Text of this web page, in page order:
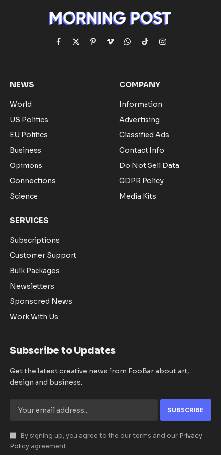
Facebook
X
(Twitter)
Pinterest
VimeoWhatsApp
TikTokInstagram
NEWS
World
US Politics
EU Politics
Business
Opinions
Connections
Science
COMPANY
Information
Advertising
Classified Ads
Contact Info
Do Not Sell Data
GDPR Policy
Media Kits
SERVICES
Subscriptions
Customer Support
Bulk Packages
Newsletters
Sponsored News
Work With Us
Subscribe to Updates
Get the latest creative news from FooBar about art,
design and business.
By signing up, you agree to the our terms and our Privacy
Policy agreement.